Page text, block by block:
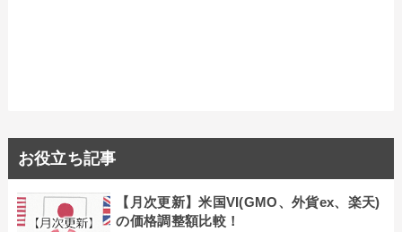
お役立ち記事
【月次更新】米国VI(GMO、外貨ex、楽天)
の価格調整額比較！